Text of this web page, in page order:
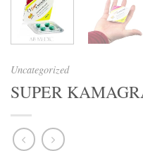
Uncategorized
SUPER